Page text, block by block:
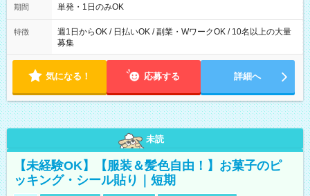
期間 単発・1日のみOK
特徴
週1日からOK / 日払いOK / 副業・WワークOK / 10名以上の大量
募集
気になる！ 応募する 詳細へ
未読
【未経験OK】【服装＆髪色自由！】お菓子のピ
ッキング・シール貼り｜短期